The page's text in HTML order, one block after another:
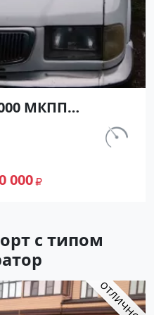
МКПП
карбюратор
Седан по
объявление
км.
000
с типом